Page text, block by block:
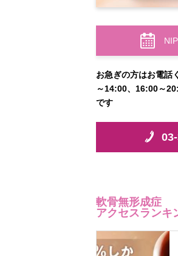
お急ぎの方はお電話
～14:00、16:00～
です
軟骨無形成症
アクセスランキ